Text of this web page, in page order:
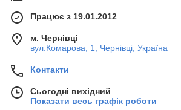
Працює з 19.01.2012
м. Чернівці
вул.Комарова, 1, Чернівці, Україна
Контакти
Сьогодні вихідний
Показати весь графік роботи